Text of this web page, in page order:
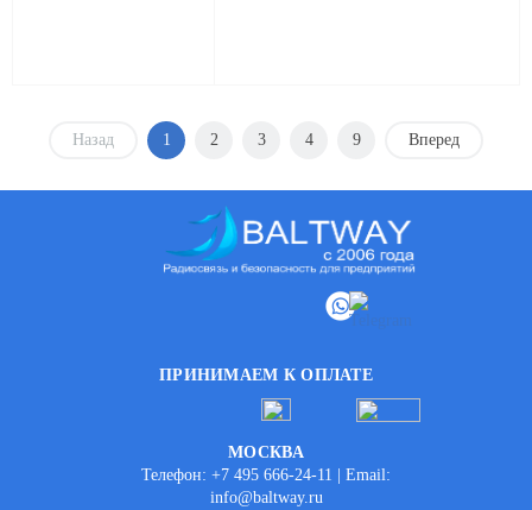
Назад 1 2 3 4 9 Вперед
ПРИНИМАЕМ К ОПЛАТЕ
МОСКВА
Телефон: +7 495 666-24-11 | Email:
info@baltway.ru